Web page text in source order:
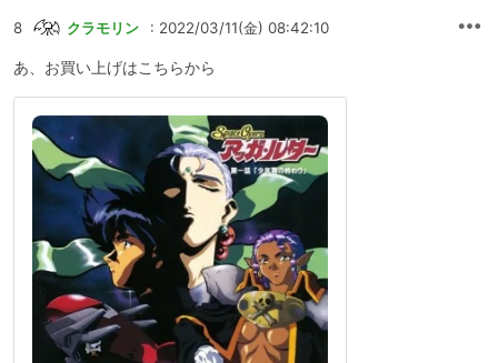
8 クラモリン : 2022/03/11(金) 08:42:10
あ、お買い上げはこちらから